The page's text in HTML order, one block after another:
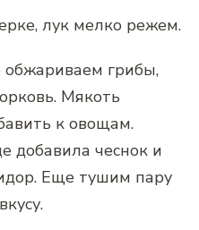
лук мелко режем.
грибы,
Мякоть
к овощам.
добавила чеснок и
Еще тушим пару